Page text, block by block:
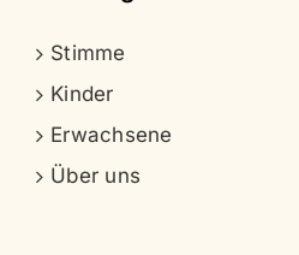
Stimme
Kinder
Erwachsene
Über uns